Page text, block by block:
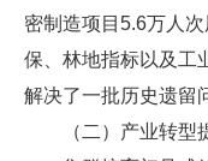
密制造项目5.6万人
保、林地指标以及工
解决了一批历史遗留
（二）产业转型